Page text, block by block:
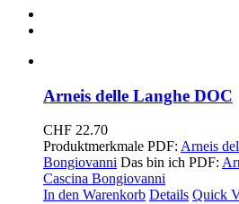
Arneis delle Langhe DOC
CHF 22.70
Produktmerkmale PDF: Arneis
Bongiovanni Das bin ich PDF:
Cascina Bongiovanni
In den Warenkorb Details Quick